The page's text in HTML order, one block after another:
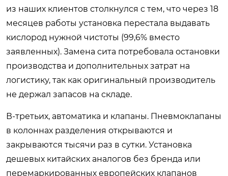
из наших клиентов столкнулся с тем, что через 18
месяцев работы установка перестала выдавать
кислород нужной чистоты (99,6% вместо
заявленных). Замена сита потребовала остановки
производства и дополнительных затрат на
логистику, так как оригинальный производитель
не держал запасов на складе.
В-третьих, автоматика и клапаны. Пневмоклапаны
в колоннах разделения открываются и
закрываются тысячи раз в сутки. Установка
дешевых китайских аналогов без бренда или
перемаркированных европейских клапанов